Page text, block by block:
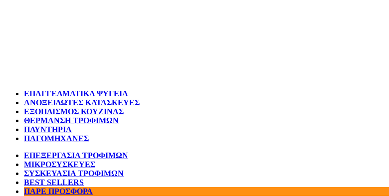
ΕΠΑΓΓΕΛΜΑΤΙΚΑ ΨΥΓΕΙΑ
ΑΝΟΞΕΙΔΩΤΕΣ ΚΑΤΑΣΚΕΥΕΣ
ΕΞΟΠΛΙΣΜΟΣ ΚΟΥΖΙΝΑΣ
ΘΕΡΜΑΝΣΗ ΤΡΟΦΙΜΩΝ
ΠΛΥΝΤΗΡΙΑ
ΠΑΓΟΜΗΧΑΝΕΣ
ΕΠΕΞΕΡΓΑΣΙΑ ΤΡΟΦΙΜΩΝ
ΜΙΚΡΟΣΥΣΚΕΥΕΣ
ΣΥΣΚΕΥΑΣΙΑ ΤΡΟΦΙΜΩΝ
BEST SELLERS
ΠΑΡΕ ΠΡΟΣΦΟΡΑ